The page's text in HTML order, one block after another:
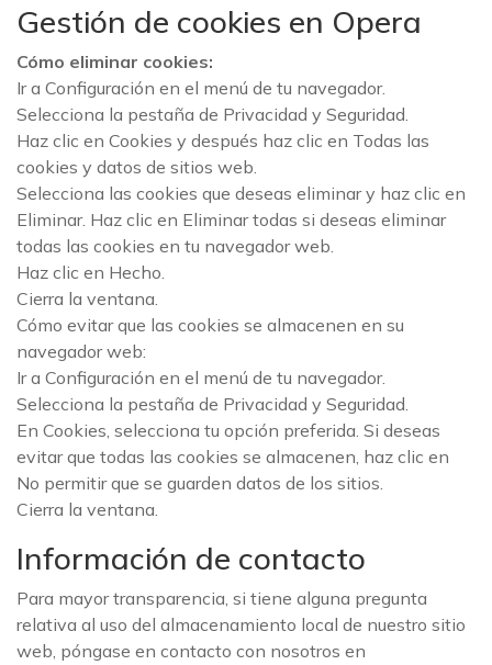
Gestión de cookies en Opera
Cómo eliminar cookies:
Ir a Configuración en el menú de tu navegador.
Selecciona la pestaña de Privacidad y Seguridad.
Haz clic en Cookies y después haz clic en Todas las
cookies y datos de sitios web.
Selecciona las cookies que deseas eliminar y haz clic en
Eliminar. Haz clic en Eliminar todas si deseas eliminar
todas las cookies en tu navegador web.
Haz clic en Hecho.
Cierra la ventana.
Cómo evitar que las cookies se almacenen en su
navegador web:
Ir a Configuración en el menú de tu navegador.
Selecciona la pestaña de Privacidad y Seguridad.
En Cookies, selecciona tu opción preferida. Si deseas
evitar que todas las cookies se almacenen, haz clic en
No permitir que se guarden datos de los sitios.
Cierra la ventana.
Información de contacto
Para mayor transparencia, si tiene alguna pregunta
relativa al uso del almacenamiento local de nuestro sitio
web, póngase en contacto con nosotros en